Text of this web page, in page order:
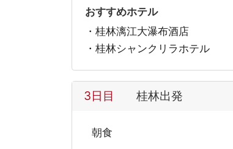
おすすめホテル
・桂林漓江大瀑布酒店
・桂林シャンクリラホテル
3日目 桂林出発
朝食